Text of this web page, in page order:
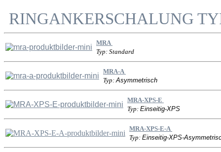
RINGANKERSCHALUNG
MRA
Typ: Standard
MRA-A
Typ: Asymmetrisch
MRA-XPS-E
Typ: Einseitig-XPS
MRA-XPS-E-A
Typ: Einseitig-XPS-